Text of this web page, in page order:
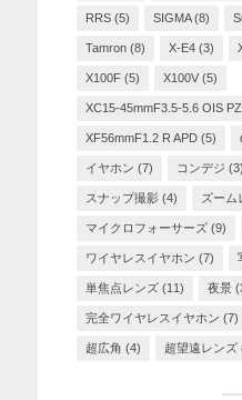
RRS(5) SIGMA(8)
Tamron(8) X-E4(3)
X100F(5) X100V(5)
XC15-45mmF3.5-5.6 OIS PZ
XF56mmF1.2 R APD(5)
イヤホン (7) コンデジ (3)
スナップ撮影(4) ズーム
マイクロフォーサーズ(9)
ワイヤレスイヤホン (7)
単焦点レンズ(11) 夜景
完全ワイヤレスイヤホン (7)
超広角 (4) 超望遠レンズ